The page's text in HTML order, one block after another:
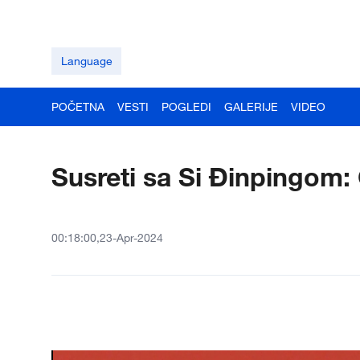
Language
POČETNA VESTI POGLEDI GALERIJE VIDEO
Susreti sa Si
00:18:00,23-Apr-2024